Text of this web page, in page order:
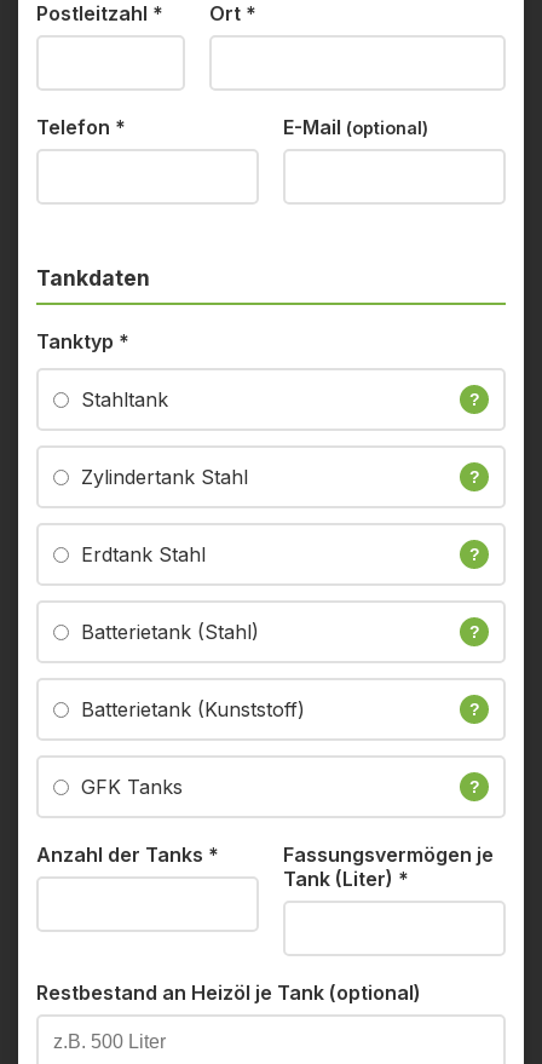
Postleitzahl * Ort *
Telefon * E-Mail (optional)
Tankdaten
Tanktyp *
Stahltank ?
Zylindertank Stahl ?
Erdtank Stahl ?
Batterietank (Stahl) ?
Batterietank (Kunststoff) ?
GFK Tanks ?
Anzahl der Tanks *
Fassungsvermögen je
Tank (Liter) *
Restbestand an Heizöl je Tank (optional)